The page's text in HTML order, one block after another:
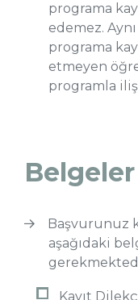
programa
edemez.
programa
etmeyen
programla
Belgeler
Başvurunuz
aşağıdaki
Kayıt